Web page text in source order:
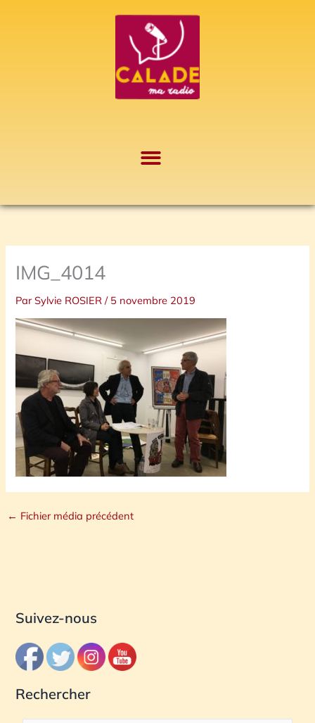
IMG_4014
ParSylvie ROSIER/ 5 novembre 2019
← Fichier média précédent
Suivez-nous
Rechercher